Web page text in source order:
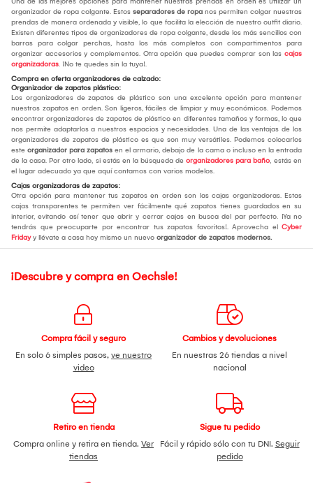
organizador de ropa colgante. Estos separadores de ropa nos permiten colgar nuestras
prendas de manera ordenada y visible, lo que facilita la elección de nuestro outfit diario.
Existen diferentes tipos de organizadores de ropa colgante, desde los más sencillos con
barras para colgar perchas, hasta los más completos con compartimentos para
organizar accesorios y complementos. Otra opción que puedes comprar son las cajas
organizadoras. ¡No te quedes sin la tuya!.
Compra en oferta organizadores de calzado:
Organizador de zapatos plástico:
Los organizadores de zapatos de plástico son una excelente opción para mantener
nuestros zapatos en orden. Son ligeros, fáciles de limpiar y muy económicos. Podemos
encontrar organizadores de zapatos de plástico en diferentes tamaños y formas, lo que
nos permite adaptarlos a nuestros espacios y necesidades. Una de las ventajas de los
organizadores de zapatos de plástico es que son muy versátiles. Podemos colocarlos
este organizador para zapatos en el armario, debajo de la cama o incluso en la entrada
de la casa. Por otro lado, si estás en la búsqueda de organizadores para baño, estás en
el lugar adecuado ya que aquí contamos con varios modelos.
Cajas organizadoras de zapatos:
Otra opción para mantener tus zapatos en orden son las cajas organizadoras. Estas
cajas transparentes te permiten ver fácilmente qué zapatos tienes guardados en su
interior, evitando así tener que abrir y cerrar cajas en busca del par perfecto. ¡Ya no
tendrás que preocuparte por encontrar tus zapatos favoritos!. Aprovecha el Cyber
Fridayy llévate a casa hoy mismo un nuevo organizador de zapatos modernos.
¡Descubre y compra en Oechsle!
Compra fácil y seguro
En solo 6 simples pasos, ve nuestro
video
Cambios y devoluciones
En nuestras 26 tiendas a nivel
nacional
Retiro en tienda
Compra online y retira en tienda. Ver
tiendas
Sigue tu pedido
Fácil y rápido sólo con tu DNI. Seguir
pedido